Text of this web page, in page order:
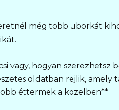
még több uborkát
vagy, hogyan szerezhetsz
oldatban rejlik, amely
éttermek a közelben**